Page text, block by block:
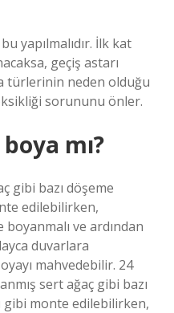
yapılmalıdır. İlk kat
geçiş astarı
türlerinin neden olduğu
sorununu önler.
mı?
gibi bazı döşeme
edilebilirken,
ve ardından
duvarlara
mahvedebilir. 24
sert ağaç gibi bazı
gibi monte edilebilirken,